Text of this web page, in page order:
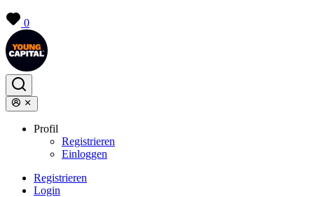
0
Profil
Registrieren
Einloggen
Registrieren
Login